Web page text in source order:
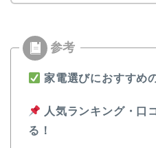
家電選びにおすすめ
人気ランキング・口
る！